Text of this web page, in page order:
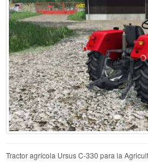
Tractor agrícola Ursus C-330 para la